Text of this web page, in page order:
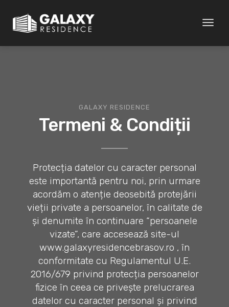
Toggle
GALAXY RESIDENCE
Termeni & Condiții
Protecția datelor cu caracter personal
este importantă pentru noi, prin urmare
acordăm o atenție deosebită protejării
vieții private a persoanelor, în calitate de
și denumite în continuare “persoanele
vizate”, care accesează site-ul
www.galaxyresidencebrasov.ro , în
conformitate cu Regulamentul U.E.
2016/679 privind protecția persoanelor
fizice în ceea ce privește prelucrarea
datelor cu caracter personal și privind